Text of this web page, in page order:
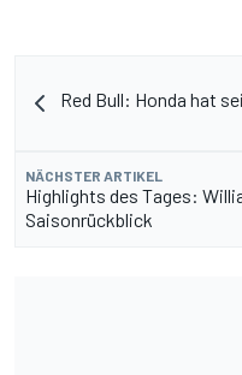
Red Bull: Honda hat
NÄCHSTER ARTIKEL
Highlights des Tages:
Saisonrückblick